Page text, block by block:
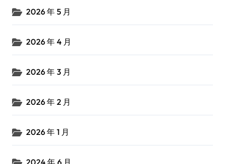
2026 年 5 月
2026 年 4 月
2026 年 3 月
2026 年 2 月
2026 年 1 月
2024 年 6 月